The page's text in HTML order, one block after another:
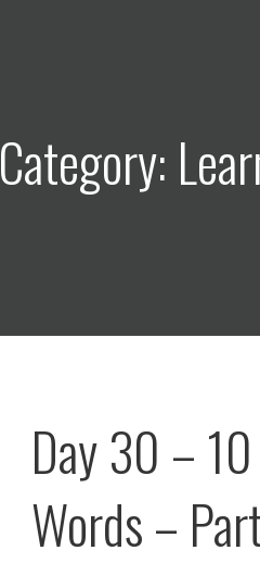
Category:
Day 30 –
Words –